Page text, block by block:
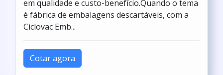
em qualidade e custo-benefício.Quando o tema
é fábrica de embalagens descartáveis, com a
Ciclovac Emb...
Cotar agora